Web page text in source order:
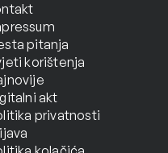
pitanja
korištenja
akt
privatnosti